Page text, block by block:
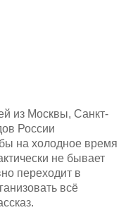
из Москвы, Санкт-
России
на холодное время
не бывает
переходит в
всё